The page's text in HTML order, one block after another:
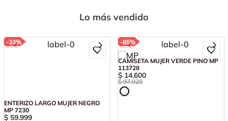
Lo más vendido
-33% -85%
CAMISETA MUJER VERDE PINO MP
113728
$ 14.600
$ 97.020